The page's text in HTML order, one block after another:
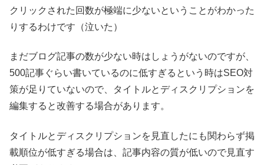
クリックされた回数が極端に少ないということがわかった
りするわけです（泣いた）
まだブログ記事の数が少ない時はしょうがないのですが、
500記事ぐらい書いているのに低すぎるという時はSEO対
策が足りていないので、タイトルとディスクリプションを
編集すると改善する場合があります。
タイトルとディスクリプションを見直したにも関わらず掲
載順位が低すぎる場合は、記事内容の質が低いので見直す